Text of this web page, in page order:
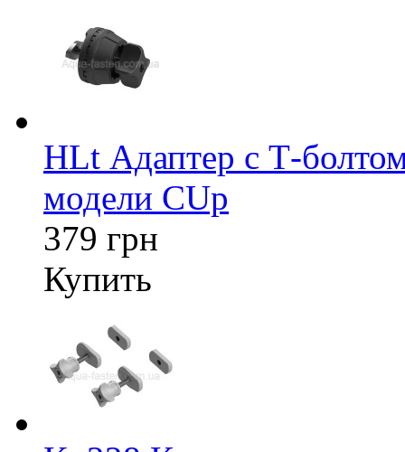
HLt Адаптер c Т-
модели CUp
379 грн
Купить